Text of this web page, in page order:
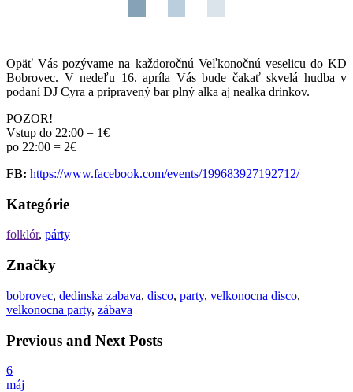
Opäť Vás pozývame na každoročnú Veľkonočnú veselicu do KD
Bobrovec. V nedeľu 16. apríla Vás bude čakať skvelá hudba v
podaní DJ Cyra a pripravený bar plný alka aj nealka drinkov.
POZOR!
Vstup do 22:00 = 1€
po 22:00 = 2€
FB: https://www.facebook.com/events/199683927192712/
Kategórie
folklór, párty
Značky
bobrovec, dedinska zabava, disco, party, velkonocna disco,
velkonocna party, zábava
Previous and Next Posts
6
máj